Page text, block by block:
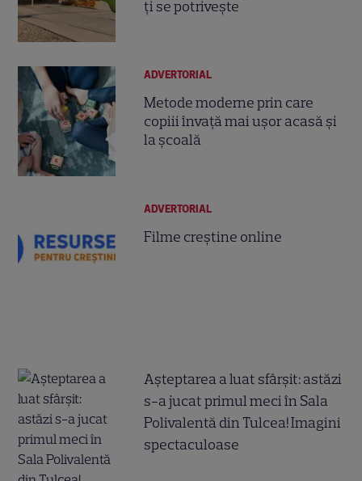
ți se potrivește
ADVERTORIAL
Metode moderne prin care
copiii învață mai ușor acasă și
la școală
ADVERTORIAL
Filme creștine online
Așteptarea a luat sfârșit: astăzi
s-a jucat primul meci în Sala
Polivalentă din Tulcea! Imagini
spectaculoase